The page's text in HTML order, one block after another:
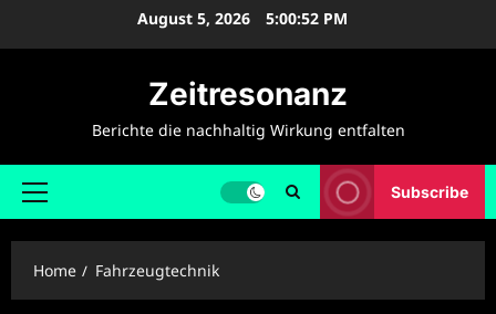
August 5, 2026 5:00:52 PM
Zeitresonanz
Berichte die nachhaltig Wirkung entfalten
Primary
Subscribe
Home Fahrzeugtechnik